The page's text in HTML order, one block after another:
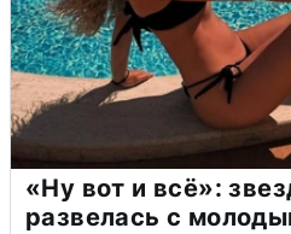
«Ну вот и всё»:
развелась с